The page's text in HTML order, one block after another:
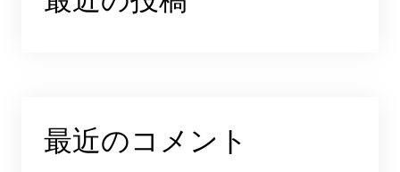
最近のコメント